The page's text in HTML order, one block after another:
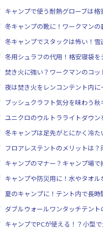
キャンプで使う耐熱グローブは
冬キャンプの靴に！ワークマンの
冬キャンプでスタックは怖い！
冬用シュラフの代用！格安寝袋
焚き火に強い？ワークマンのコッ
夜は焚き火をレンコンテント内
ブッシュクラフト気分を味わう
ユニクロのウルトラライトダウン
冬キャンプは足先がとにかく冷
フロアレステントのメリットは
キャンプのマナー？キャンプ場
キャンプや防災用に！水やタオ
夏のキャンプに！テント内で長
ダブルウォールワンタッチテン
キャンプでPCが使える！？小型